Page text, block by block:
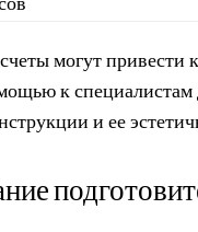
могут привести
к
и ее